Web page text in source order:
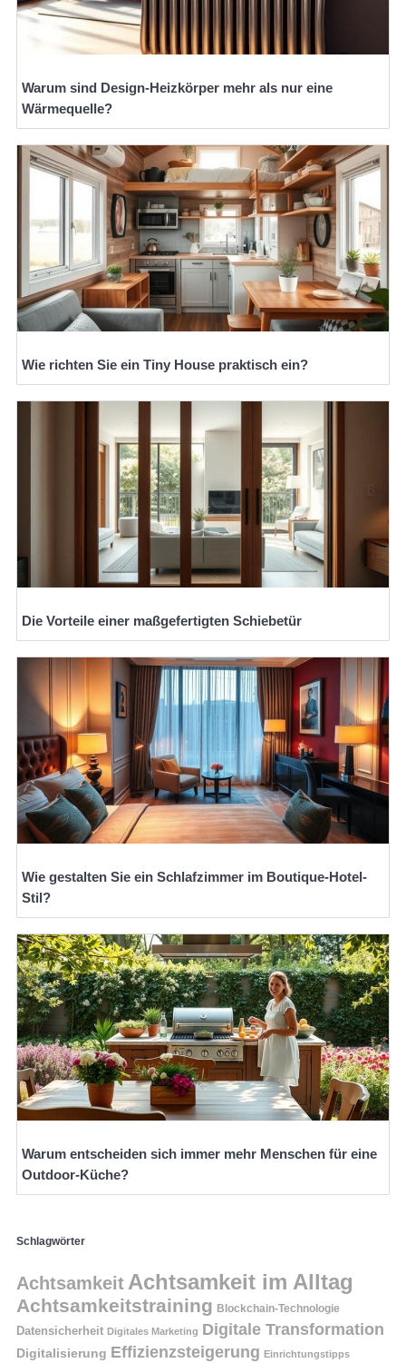
Warum sind Design-Heizkörper mehr als nur eine
Wärmequelle?
Wie richten Sie ein Tiny House praktisch ein?
Die Vorteile einer maßgefertigten Schiebetür
Wie gestalten Sie ein Schlafzimmer im Boutique-Hotel-
Stil?
Warum entscheiden sich immer mehr Menschen für eine
Outdoor-Küche?
Schlagwörter
Achtsamkeit Achtsamkeit im Alltag
Achtsamkeitstraining Blockchain-Technologie
Datensicherheit Digitales Marketing Digitale Transformation
Digitalisierung Effizienzsteigerung Einrichtungstipps